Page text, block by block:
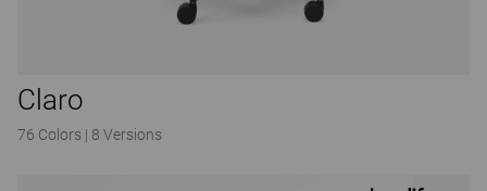
Claro
76 Colors | 8 Versions